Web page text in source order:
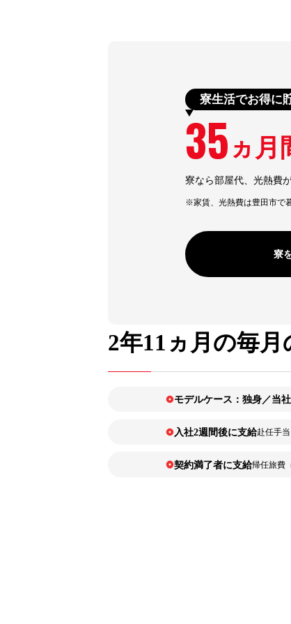
寮生活でお得に
35 ヵ月
寮なら部屋代、光熱費
※家賃、光熱費は豊田市で
寮
2年11ヵ月の毎月
モデルケース：独身／当
入社2週間後に支給赴任手
契約満了者に支給帰任旅費